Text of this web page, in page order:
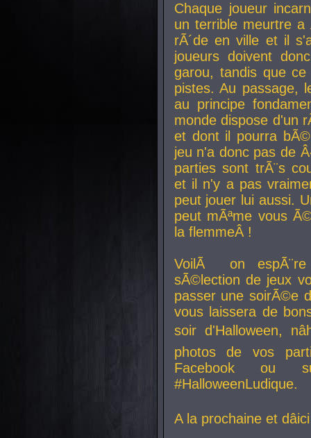
Chaque joueur
un terrible meurtre
rÃ´de en ville et il
joueurs doivent
garou, tandis que
pistes. Au passage,
au principe
monde dispose d'un
et dont il pourra
jeu n'a donc pas de
parties sont trÃ¨s
et il n'y a pas
peut jouer lui aussi.
peut mÃªme vous
la flemmeÂ !
VoilÃ on
sÃ©lection de jeux
passer une soirÃ©e
vous laissera de
soir d'Halloween,
photos de vos
Facebook ou
#HalloweenLudique.
A la prochaine et